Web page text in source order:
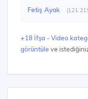
Fetiş Ayak
+18 İfşa - Video
görüntüle ve istediğiniz